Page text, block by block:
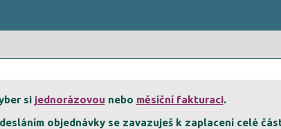
si jednorázovou nebo měsíční fakturaci.
objednávky se zavazuješ k zaplacení celé